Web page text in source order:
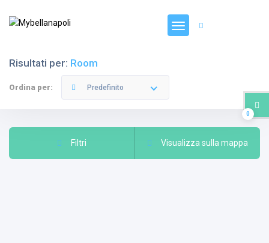
Risultati per: Room
Ordina per: Predefinito
Filtri Visualizza sulla mappa
0